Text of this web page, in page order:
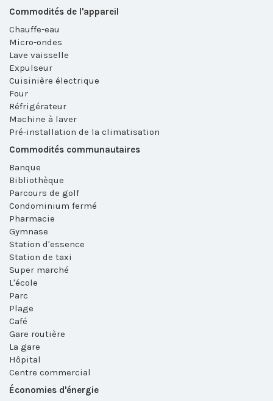
Commodités de l'appareil
Chauffe-eau
Micro-ondes
Lave vaisselle
Expulseur
Cuisinière électrique
Four
Réfrigérateur
Machine à laver
Pré-installation de la climatisation
Commodités communautaires
Banque
Bibliothèque
Parcours de golf
Condominium fermé
Pharmacie
Gymnase
Station d'essence
Station de taxi
Super marché
L'école
Parc
Plage
Café
Gare routière
La gare
Hôpital
Centre commercial
Économies d'énergie